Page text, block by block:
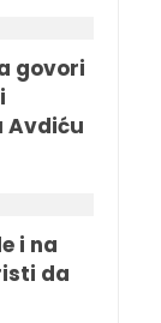
govori
Avdiću
i na
da